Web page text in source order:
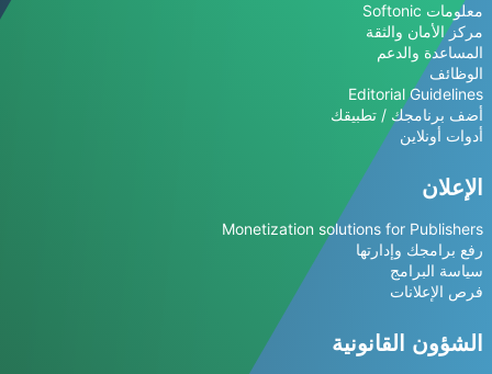
معلومات Softonic
مركز الأمان والثقة
المساعدة والدعم
الوظائف
Editorial Guidelines
أضف برنامجك / تطبيقك
أدوات أونلاين
الإعلان
Monetization solutions for Publishers
رفع برامجك وإدارتها
سياسة البرامج
فرص الإعلانات
الشؤون القانونية